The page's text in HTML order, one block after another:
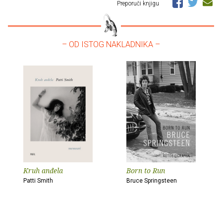
Preporuči knjigu
– OD ISTOG NAKLADNIKA –
Kruh anđela
Patti Smith
Born to Run
Bruce Springsteen